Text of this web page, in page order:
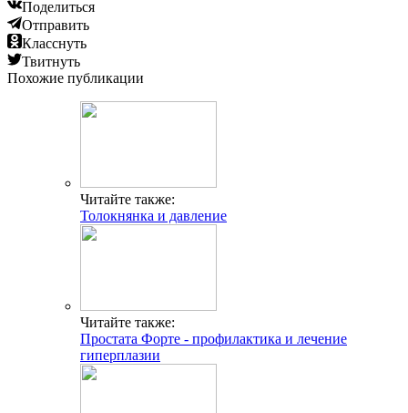
Поделиться
Отправить
Класснуть
Твитнуть
Похожие публикации
Читайте также:
Толокнянка и давление
Читайте также:
Простата Форте - профилактика и лечение
гиперплазии